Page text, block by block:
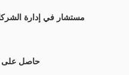
مستشار في إدارة
حاصل على